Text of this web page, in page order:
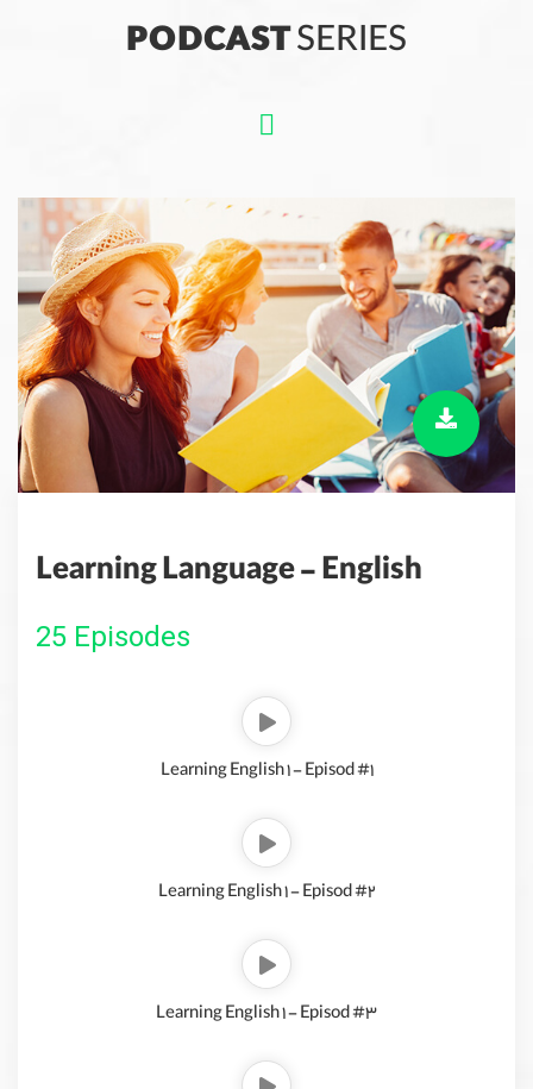
PODCASTSERIES
Learning Language - English
25 Episodes
Learning English 1 - Episod #1
Learning English 1 - Episod #2
Learning English 1 - Episod #3